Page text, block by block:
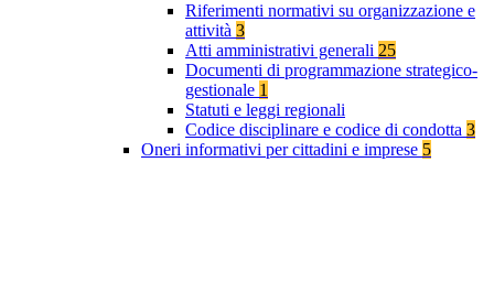
Riferimenti normativi su organizzazione e
attività 3
Atti amministrativi generali 25
Documenti di programmazione strategico-
gestionale 1
Statuti e leggi regionali
Codice disciplinare e codice di condotta 3
Oneri informativi per cittadini e imprese 5